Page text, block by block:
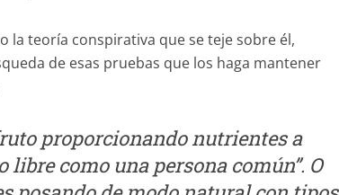
la teoría conspirativa que se teje sobre él,
de esas pruebas que los haga mantener
proporcionando nutrientes a
como una persona común”. O